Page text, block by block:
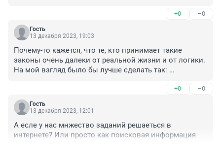
половины учителей не отпускают даже просто в
туалеты, а если плохо ребенку, то тогда говорят "не
ужасное решение связанное со школой которое я
когда либо слышала. Лучше бы так пытались
бороться с учителями, которые грубо относятся к
+0 –0
Гость
13 декабря 2023, 19:03
Почему-то кажется, что те, кто принимает такие
законы очень далеки от реальной жизни и от логики.
На мой взгляд было бы лучше сделать так:
также держать его в руках и носить карманах. Гаджет
находится исключительно в портфеле/рюкзаке. При
не выполнении данного требования преподаватель
руководителю/завучу/директору. Вернуть его могут
только родители провинившегося ученика. В любой
+0 –0
Гость
13 декабря 2023, 12:01
А есле у нас мнжество заданий решаеться в
интернете? Или просто как поисковая информация